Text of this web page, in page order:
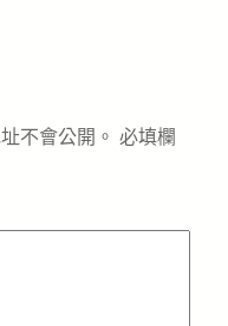
不會公開。 必填欄